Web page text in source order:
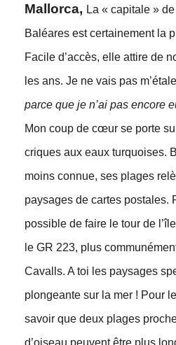
Mallorca, La « capitale »
Baléares est certainement la
Facile d’accès, elle attire de
les ans. Je ne vais pas
parce que je n’ai pas encore
Mon coup de cœur se porte
criques aux eaux turquoises.
moins connue, ses plages
paysages de cartes postales.
possible de faire le tour de
le GR 223, plus
Cavalls. A toi les paysages
plongeante sur la mer ! Pour
savoir que deux plages